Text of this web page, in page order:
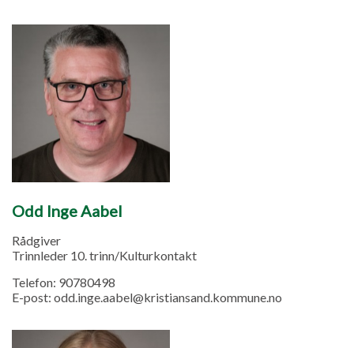
Odd Inge Aabel
Rådgiver
Trinnleder 10. trinn/Kulturkontakt
Telefon: 90780498
E-post: odd.inge.aabel@kristiansand.kommune.no